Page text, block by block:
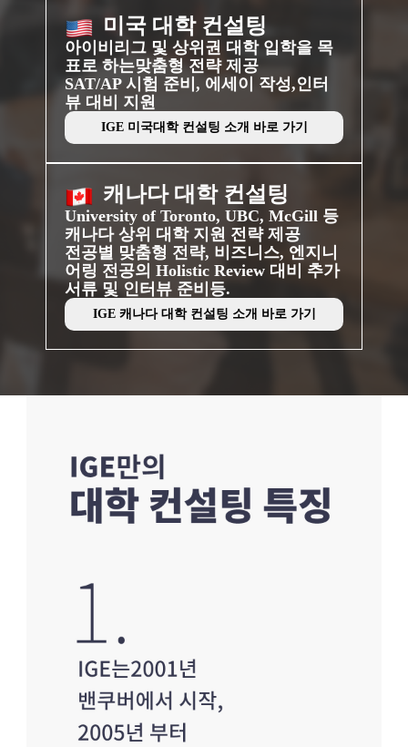
미국 대학 컨설팅
아이비리그 및 상위권 대학 입학을 목
표로 하는맞춤형 전략 제공
SAT/AP 시험 준비, 에세이 작성,인터
뷰 대비 지원
IGE 미국대학 컨설팅 소개 바로 가기
캐나다 대학 컨설팅
University of Toronto, UBC, McGill 등
캐나다 상위 대학 지원 전략 제공
전공별 맞춤형 전략, 비즈니스, 엔지니
어링 전공의 Holistic Review 대비 추가
서류 및 인터뷰 준비등.
IGE 캐나다 대학 컨설팅 소개 바로 가기